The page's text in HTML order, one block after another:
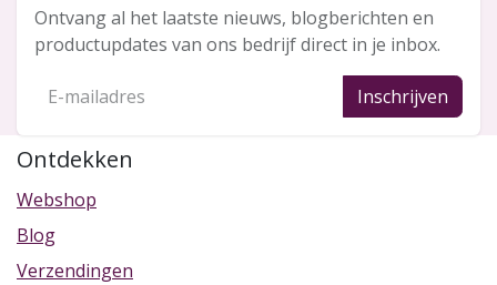
Ontvang al het laatste nieuws, blogberichten en
productupdates van ons bedrijf direct in je inbox.
Inschrijven
Ontdekken
Webshop
Blog
Verzendingen